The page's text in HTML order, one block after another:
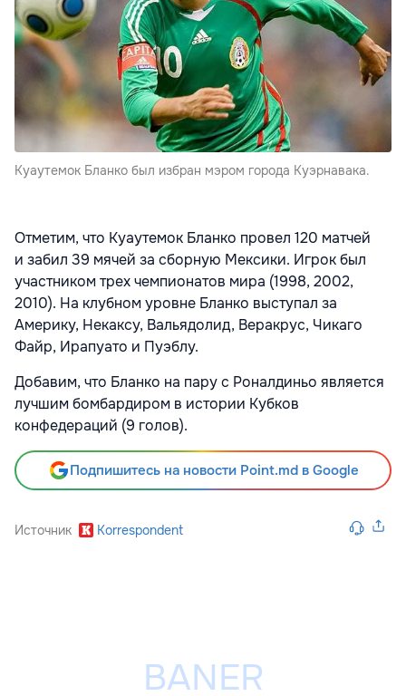
Куаутемок Бланко был избран мэром города Куэрнавака.
Отметим, что Куаутемок Бланко провел 120 матчей
и забил 39 мячей за сборную Мексики. Игрок был
участником трех чемпионатов мира (1998, 2002,
2010). На клубном уровне Бланко выступал за
Америку, Некаксу, Вальядолид, Веракрус, Чикаго
Файр, Ирапуато и Пуэблу.
Добавим, что Бланко на пару с Роналдиньо является
лучшим бомбардиром в истории Кубков
конфедераций (9 голов).
Подпишитесь на новости Point.md в Google
Источник Korrespondent